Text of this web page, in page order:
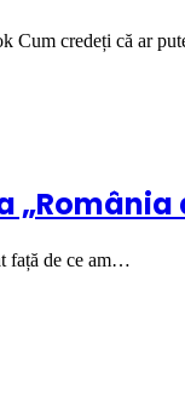
Cum credeți că ar
la
față de ce am…